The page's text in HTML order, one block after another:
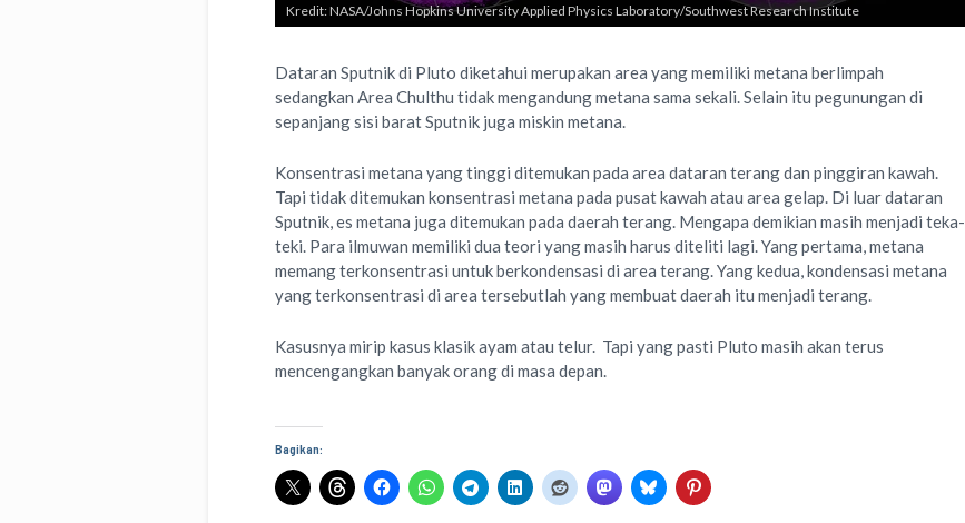
Kredit: NASA/Johns Hopkins University Applied Physics Laboratory/Southwest Research Institute
Dataran Sputnik di Pluto diketahui merupakan area yang memiliki metana berlimpah
sedangkan Area Chulthu tidak mengandung metana sama sekali. Selain itu pegunungan di
sepanjang sisi barat Sputnik juga miskin metana.
Konsentrasi metana yang tinggi ditemukan pada area dataran terang dan pinggiran kawah.
Tapi tidak ditemukan konsentrasi metana pada pusat kawah atau area gelap. Di luar dataran
Sputnik, es metana juga ditemukan pada daerah terang. Mengapa demikian masih menjadi teka-
teki. Para ilmuwan memiliki dua teori yang masih harus diteliti lagi. Yang pertama, metana
memang terkonsentrasi untuk berkondensasi di area terang. Yang kedua, kondensasi metana
yang terkonsentrasi di area tersebutlah yang membuat daerah itu menjadi terang.
Kasusnya mirip kasus klasik ayam atau telur. Tapi yang pasti Pluto masih akan terus
mencengangkan banyak orang di masa depan.
Bagikan: